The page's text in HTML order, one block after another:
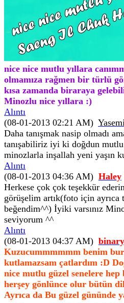
nice nice mutlu yıllara
olmamıza rağmen bir türlü
kısa zamanda biraraya
Minozlu nice yıllara :)
Alıntı
(08-01-2013 02:21 AM)
Daha tanışmak nasip olmadı
tanışabiliriz iyi ki doğdun
minozlarla inşallah yeni yaşın
Alıntı
(08-01-2013 04:36 AM) Haley
Herkese çok çok teşekkür
görüşelim artık(foto için ayrıca
beğendim^^) İyiki varsınız
seviyorum ^^
Alıntı
(08-01-2013 04:37 AM)
Kuzucummmmmm benim
kutlamazsam çatlardım :D
nice mutlu güzel senelere
herşey gönlünce olur bütün
Ayrıca da Bu güzel gününde